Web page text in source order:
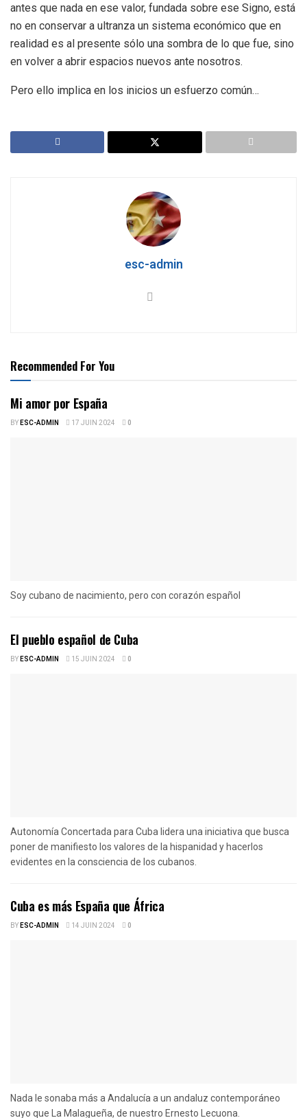
antes que nada en ese valor, fundada sobre ese Signo, está
no en conservar a ultranza un sistema económico que en
realidad es al presente sólo una sombra de lo que fue, sino
en volver a abrir espacios nuevos ante nosotros.
Pero ello implica en los inicios un esfuerzo común…
esc-admin
Recommended For You
Mi amor por España
BYESC-ADMIN 17 JUIN 2024 0
Soy cubano de nacimiento, pero con corazón español
El pueblo español de Cuba
BYESC-ADMIN 15 JUIN 2024 0
Autonomía Concertada para Cuba lidera una iniciativa que busca
poner de manifiesto los valores de la hispanidad y hacerlos
evidentes en la consciencia de los cubanos.
Cuba es más España que África
BYESC-ADMIN 14 JUIN 2024 0
Nada le sonaba más a Andalucía a un andaluz contemporáneo
suyo que La Malagueña, de nuestro Ernesto Lecuona.